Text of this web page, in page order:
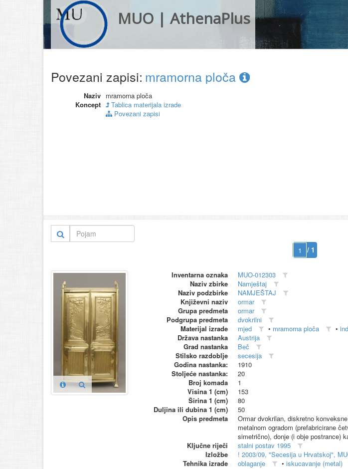
MUO | AthenaPlus
Povezani zapisi: mramorna ploča
Naziv mramorna ploča
Koncept
Tablica materijala izrade
Povezani zapisi
/ 1
Inventarna oznaka
MUO-012303
Naziv zbirke
Namještaj
Naziv podzbirke
NAMJEŠTAJ
Književni naziv
ormar
Grupa predmeta
ormar
Podgrupa predmeta
dvokrilni
Materijal izrade
mjed • mramorna ploča •
Država nastanka
Austrija
Grad nastanka
Beč
Stilsko razdoblje
secesija
Godina nastanka:
1910
Stoljeće nastanka:
20
Broj komada
1
Visina 1 (cm)
153
Širina 1 (cm)
80
Duljina ili dubina 1 (cm)
50
Opis predmeta
Ormar dvokrilan, diskretno
metalnom ogradom (prefabricirane
simetrično), donje (i obje postrance)
Ključne riječi
stalni postav 1995
Izložbe
! 2003/09, "Secesija u Hrvatskoj",
Tehnika izrade
oblaganje • iskucavanje (metal)